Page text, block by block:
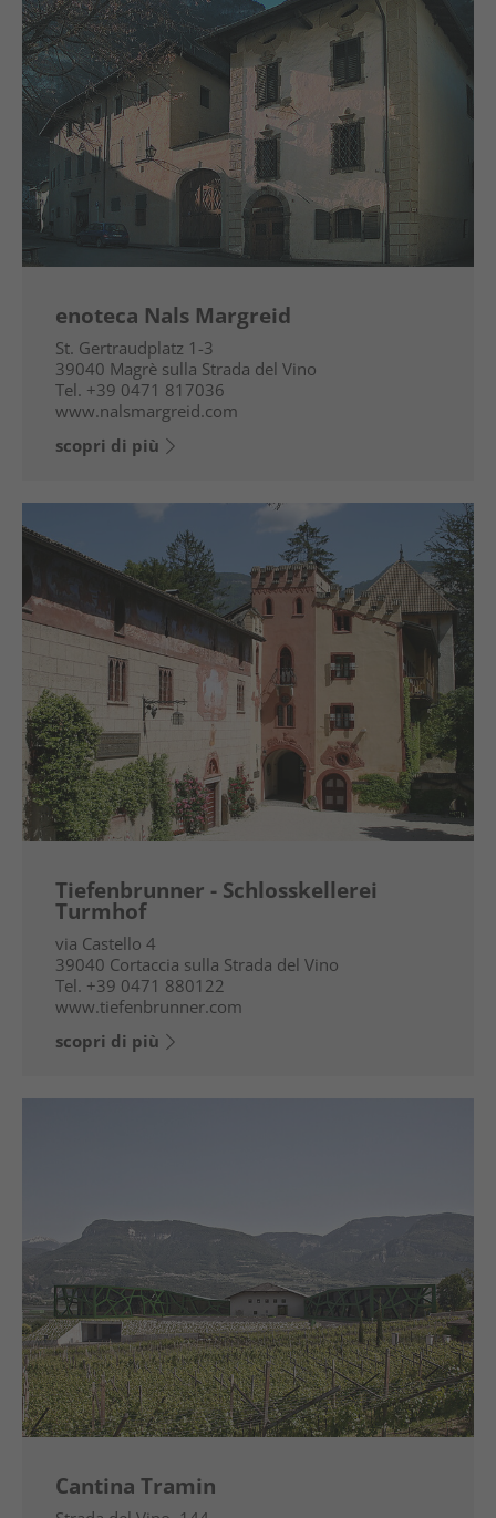
enoteca Nals Margreid
St. Gertraudplatz 1-3
39040 Magrè sulla Strada del Vino
Tel. +39 0471 817036
www.nalsmargreid.com
scopri di più
Tiefenbrunner - Schlosskellerei
Turmhof
via Castello 4
39040 Cortaccia sulla Strada del Vino
Tel. +39 0471 880122
www.tiefenbrunner.com
scopri di più
Cantina Tramin